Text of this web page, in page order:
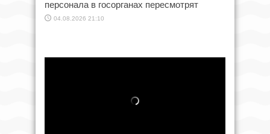
персонала в госорганах пересмотрят
04.08.2026 21:10